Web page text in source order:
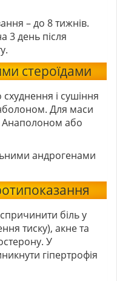
– до 8 тижнів.
3 день після
стероїдами
і сушіння
Для маси
Анаполоном або
андрогенами
біль у
тиску), акне та
У
гіпертрофія